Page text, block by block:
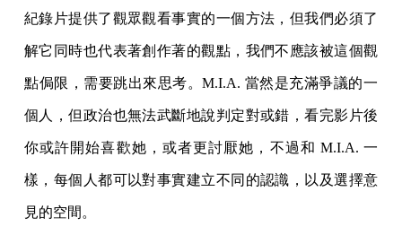
紀錄片提供了觀眾觀看事實的一個方法，但我們必須了
解它同時也代表著創作著的觀點，我們不應該被這個觀
點侷限，需要跳出來思考。M.I.A. 當然是充滿爭議的一
個人，但政治也無法武斷地說判定對或錯，看完影片後
你或許開始喜歡她，或者更討厭她，不過和 M.I.A. 一
樣，每個人都可以對事實建立不同的認識，以及選擇意
見的空間。